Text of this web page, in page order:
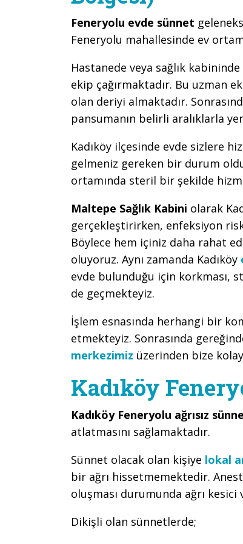
Feneryolu evde sünnet
Feneryolu mahallesinde ev
Hastanede veya sağlık
ekip çağırmaktadır. Bu uzman
olan deriyi almaktadır.
pansumanın belirli aralıklarla
Kadıköy ilçesinde evde sizlere
gelmeniz gereken bir durum
ortamında steril bir şekilde
Maltepe Sağlık Kabini olarak
gerçekleştirirken, enfeksiyon
Böylece hem içiniz daha rahat
oluyoruz. Aynı zamanda Kadıköy
evde bulunduğu için korkması,
de geçmekteyiz.
İşlem esnasında herhangi bir
etmekteyiz. Sonrasında
merkezimiz üzerinden bize
Kadıköy
Kadıköy Feneryolu ağrısız
atlatmasını sağlamaktadır.
Sünnet olacak olan kişiye lokal
bir ağrı hissetmemektedir.
oluşması durumunda ağrı kesici
Dikişli olan sünnetlerde;